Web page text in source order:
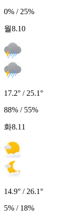
0% / 25%
월8.10
17.2° / 25.1°
88% / 55%
화8.11
14.9° / 26.1°
5% / 18%